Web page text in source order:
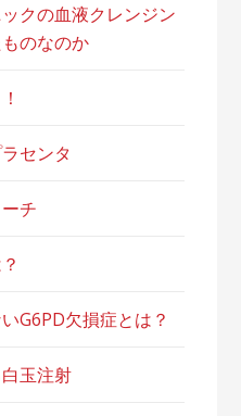
クの血液クレンジン
のなのか
センタ
チ
G6PD欠損症とは？
玉注射